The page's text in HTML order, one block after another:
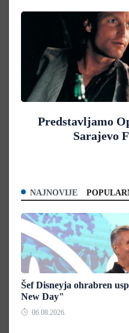
Predstavljamo
Sarajevo
NAJNOVIJE
Šef Disneyja ohrabren
New Day"
06.08.2026.